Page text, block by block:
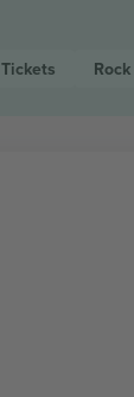
Tickets Rock